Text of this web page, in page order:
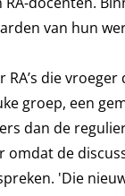
van hun
RA’s die
groep, een
dan de
de
'Die